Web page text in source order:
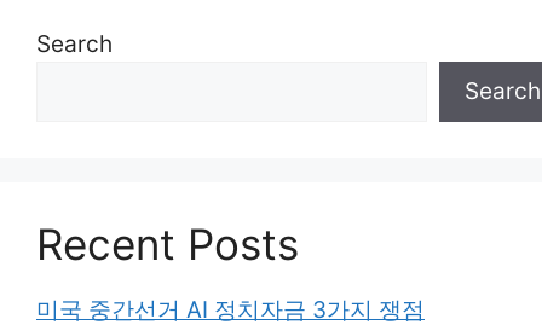
Search
Search
Recent Posts
미국 중간선거 AI 정치자금 3가지 쟁점